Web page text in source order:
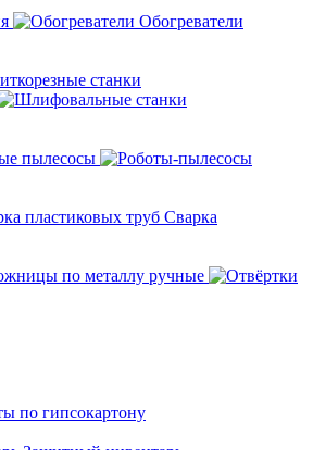
Обогреватели
станки
пылесосы
Cварка
по металлу ручные
по гипсокартону